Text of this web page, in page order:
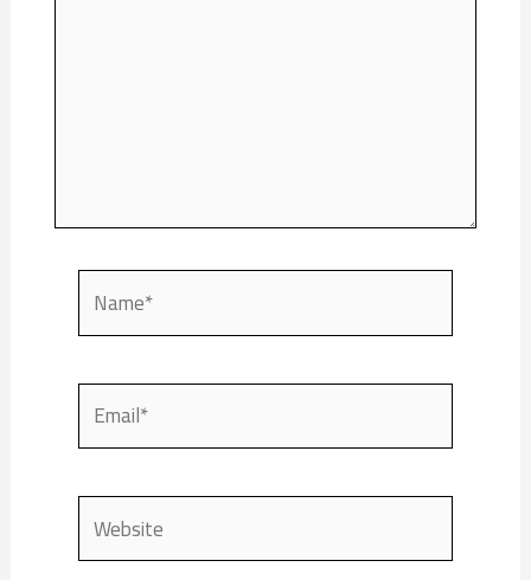
Email*
Website